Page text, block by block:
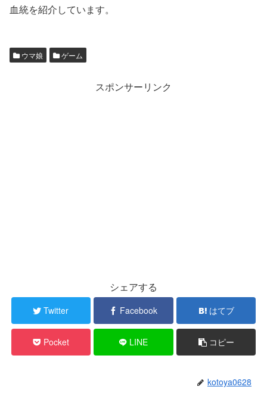
血統を紹介しています。
ウマ娘 ゲーム
スポンサーリンク
シェアする
Twitter Facebook はてブ
Pocket LINE コピー
kotoya0628